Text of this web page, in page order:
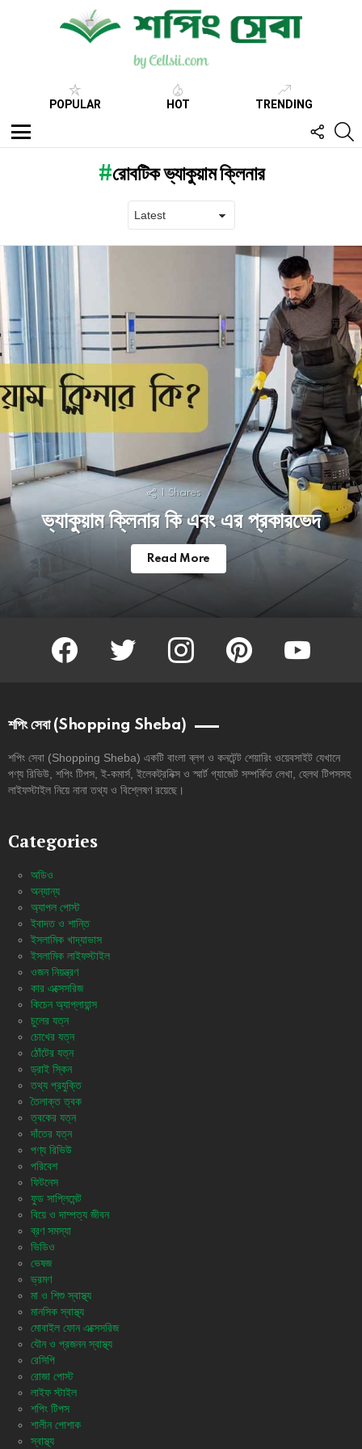
POPULAR HOT TRENDING
Menu
US
রোবটিক ভ্যাকুয়াম ক্লিনার
Shares
ভ্যাকুয়াম ক্লিনার কি এবং এর প্রকারভেদ
Read More
facebook twitter instagram pinterest youtube
শপিং সেবা (Shopping Sheba)
শপিং সেবা (Shopping Sheba) একটি বাংলা ব্লগ ও কনটেন্ট শেয়ারিং ওয়েবসাইট যেখানে
পণ্য রিভিউ, শপিং টিপস, ই-কমার্স, ইলেকট্রনিক্স ও স্মার্ট গ্যাজেট সম্পর্কিত লেখা, হেলথ টিপসসহ
লাইফস্টাইল নিয়ে নানা তথ্য ও বিশ্লেষণ রয়েছে।
Categories
অডিও
অন্যান্য
অ্যাপল পোস্ট
ইবাদত ও শান্তি
ইসলামিক খাদ্যাভাস
ইসলামিক লাইফস্টাইল
ওজন নিয়ন্ত্রণ
কার এক্সেসরিজ
কিচেন অ্যাপ্লায়ান্স
চুলের যত্ন
চোখের যত্ন
ঠোঁটের যত্ন
ড্রাই স্কিন
তথ্য প্রযুক্তি
তৈলাক্ত ত্বক
ত্বকের যত্ন
দাঁতের যত্ন
পণ্য রিভিউ
পরিবেশ
ফিটনেস
ফুড সাপ্লিমেন্ট
বিয়ে ও দাম্পত্য জীবন
ব্রণ সমস্যা
ভিডিও
ভেষজ
ভ্রমণ
মা ও শিশু স্বাস্থ্য
মানসিক স্বাস্থ্য
মোবাইল ফোন এক্সেসরিজ
যৌন ও প্রজনন স্বাস্থ্য
রেসিপি
রোজা পোস্ট
লাইফ স্টাইল
শপিং টিপস
শালীন পোশাক
স্বাস্থ্য